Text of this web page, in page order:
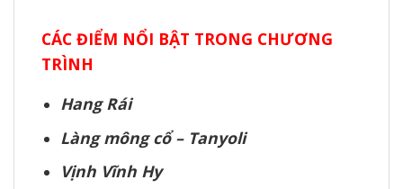
CÁC ĐIỂM NỔI BẬT TRONG CHƯƠNG
TRÌNH
Hang Rái
Làng mông cổ – Tanyoli
Vịnh Vĩnh Hy